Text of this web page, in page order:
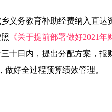
义务教育补助经费纳入直
《关于提前部署做好2021
十日内，提出分配方案，
好全过程预算绩效管理。